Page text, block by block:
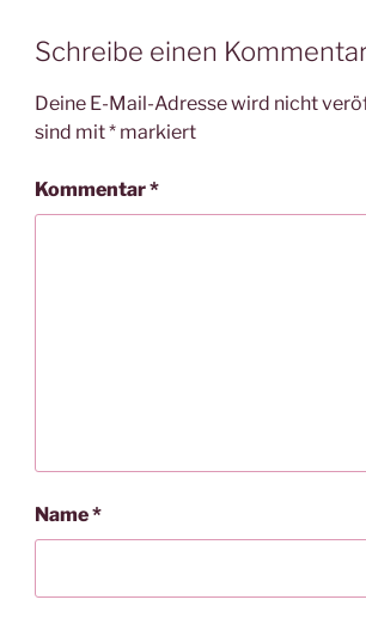
Schreibe einen
Deine E-Mail-Adresse wird nicht
sind mit* markiert
Kommentar*
Name*